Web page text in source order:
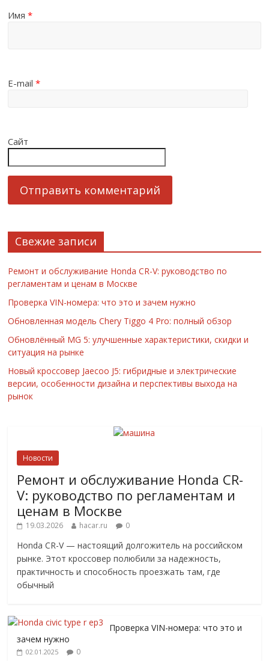
Имя*
E-mail*
Сайт
Свежие записи
Ремонт и обслуживание Honda CR-V: руководство по
регламентам и ценам в Москве
Проверка VIN-номера: что это и зачем нужно
Обновленная модель Chery Tiggo 4 Pro: полный обзор
Обновлённый MG 5: улучшенные характеристики, скидки и
ситуация на рынке
Новый кроссовер Jaecoo J5: гибридные и электрические
версии, особенности дизайна и перспективы выхода на
рынок
Новости
Ремонт и обслуживание Honda CR-
V: руководство по регламентам и
ценам в Москве
19.03.2026 hacar.ru 0
Honda CR-V — настоящий долгожитель на российском
рынке. Этот кроссовер полюбили за надежность,
практичность и способность проезжать там, где
обычный
Проверка VIN-номера: что это и
зачем нужно
02.01.2025 0